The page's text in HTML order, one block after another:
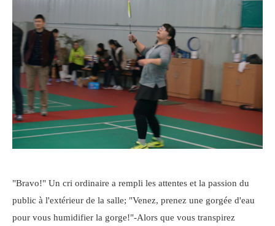
"Bravo!" Un cri ordinaire a rempli les attentes et la passion du
public à l'extérieur de la salle; "Venez, prenez une gorgée d'eau
pour vous humidifier la gorge!"-Alors que vous transpirez